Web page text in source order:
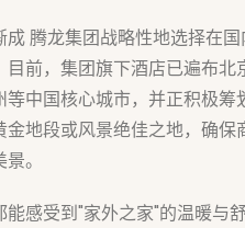
腾龙集团战略性地选择在
前，集团旗下酒店已遍布北
中国核心城市，并正积极筹
地段或风景绝佳之地，确保
。
感受到"家外之家"的温暖与